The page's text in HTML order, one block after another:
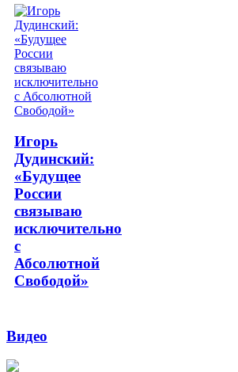
Игорь
Дудинский:
«Будущее
России
связываю
исключительно
с
Абсолютной
Свободой»
Видео